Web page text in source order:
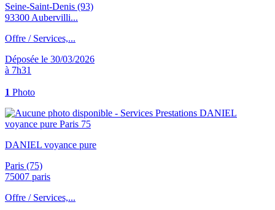
Seine-Saint-Denis (93)
93300 Aubervilli...
Offre / Services,...
Déposée le 30/03/2026
à 7h31
1 Photo
DANIEL voyance pure
Paris (75)
75007 paris
Offre / Services,...